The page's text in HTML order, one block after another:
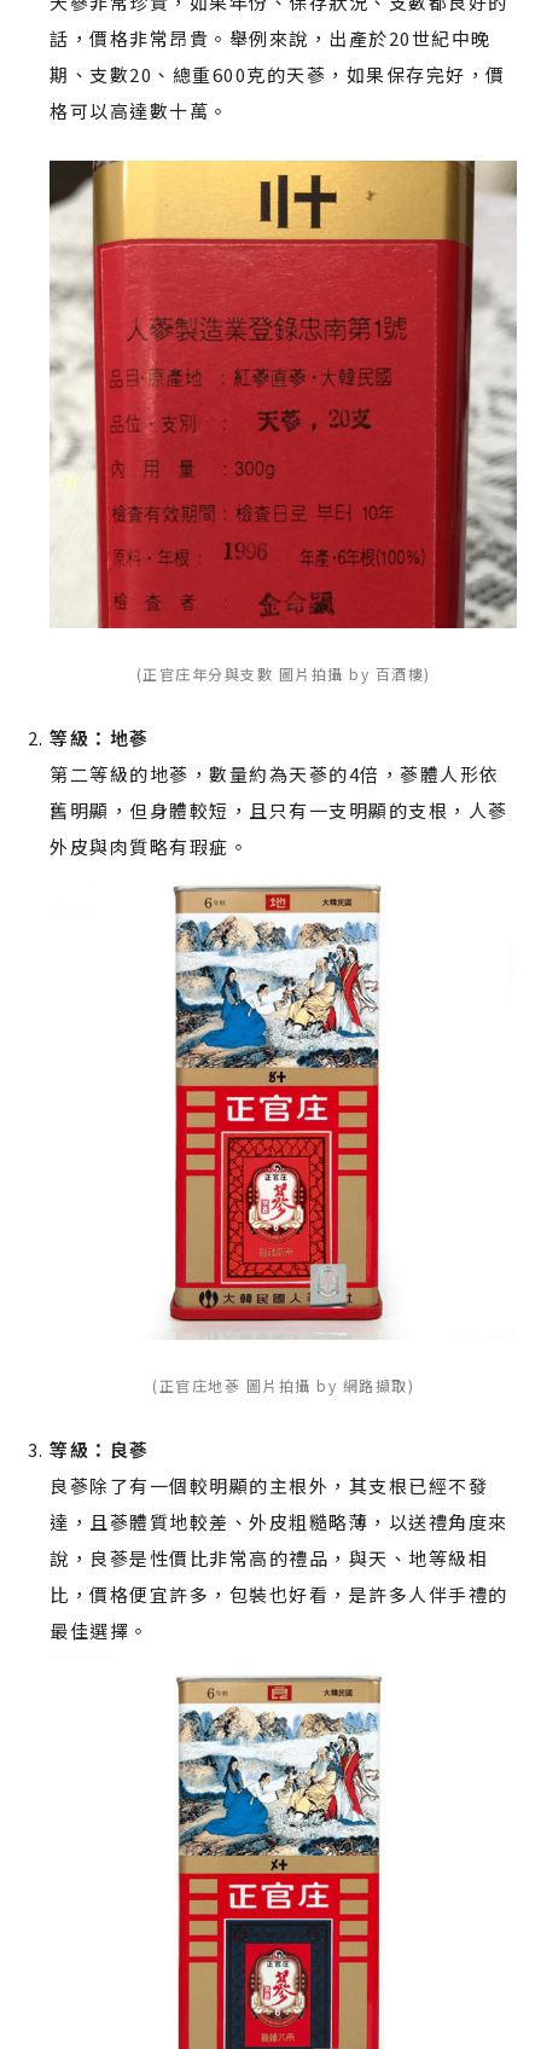
話，價格非常昂貴。舉例來說，出產於20世紀中晚
期、支數20、總重600克的天蔘，如果保存完好，價
格可以高達數十萬。
(正官庄年分與支數 圖片拍攝 by 百酒樓)
等級：地蔘
第二等級的地蔘，數量約為天蔘的4倍，蔘體人形依
舊明顯，但身體較短，且只有一支明顯的支根，人蔘
外皮與肉質略有瑕疵。
(正官庄地蔘 圖片拍攝 by 網路擷取)
等級：良蔘
良蔘除了有一個較明顯的主根外，其支根已經不發
達，且蔘體質地較差、外皮粗糙略薄，以送禮角度來
說，良蔘是性價比非常高的禮品，與天、地等級相
比，價格便宜許多，包裝也好看，是許多人伴手禮的
最佳選擇。